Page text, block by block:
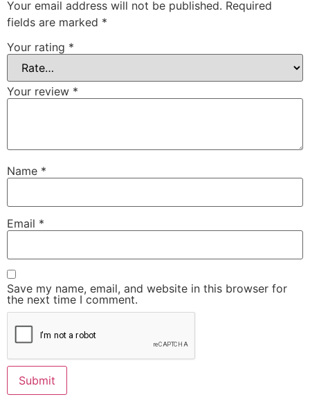
Your email address will not be published. Required
fields are marked *
Your rating *
Your review *
Name *
Email *
Save my name, email, and website in this browser for
the next time I comment.